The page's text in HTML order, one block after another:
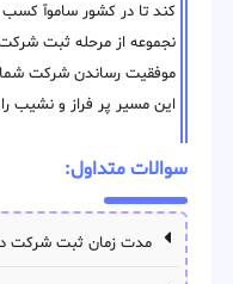
کند تا در کشور ساموآ کسب
نجموعه از مرحله ثبت
موفقیت رساندن شرکت شما
این مسیر پر فراز و نشیب
سوالات متداول:
مدت زمان ثبت شرکت